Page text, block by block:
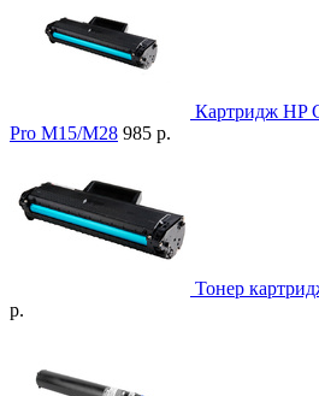
Картридж HP
Pro M15/M28 985 р.
Тонер
р.